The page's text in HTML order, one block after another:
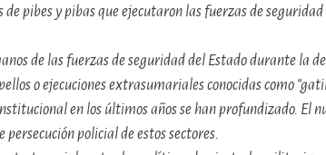
pibes y pibas que ejecutaron las fuerzas de
de las fuerzas de seguridad del Estado durante la
o ejecuciones extrasumariales conocidas como
en los últimos años se han profundizado. El
policial de estos sectores.